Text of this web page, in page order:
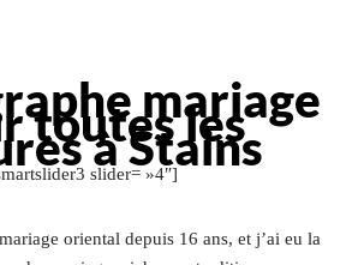
mariage
toutes les
à Stains
slider= »4″]
oriental depuis 16 ans, et j’ai eu la